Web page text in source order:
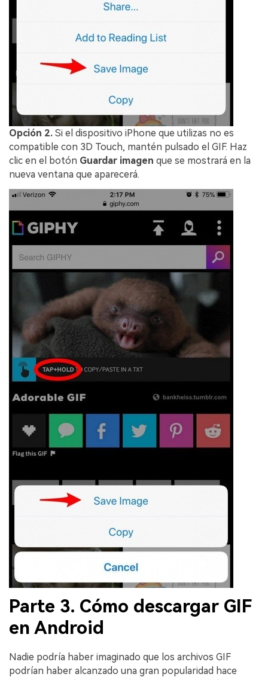
Opción 2. Si el dispositivo iPhone que utilizas no es
compatible con 3D Touch, mantén pulsado el GIF. Haz
clic en el botón Guardar imagen que se mostrará en la
nueva ventana que aparecerá.
Parte 3. Cómo descargar GIF
en Android
Nadie podría haber imaginado que los archivos GIF
podrían haber alcanzado una gran popularidad hace